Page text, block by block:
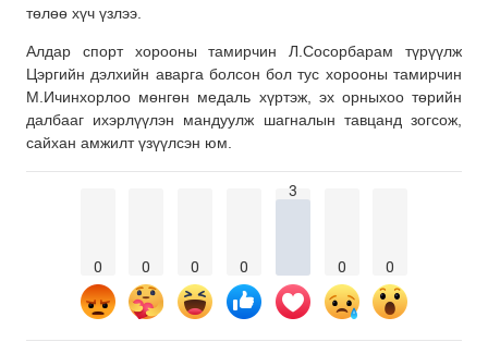
төлөө хүч үзлээ.
Алдар спорт хорооны тамирчин Л.Сосорбарам түрүүлж
Цэргийн дэлхийн аварга болсон бол тус хорооны тамирчин
М.Ичинхорлоо мөнгөн медаль хүртэж, эх орныхоо төрийн
далбааг ихэрлүүлэн мандуулж шагналын тавцанд зогсож,
сайхан амжилт үзүүлсэн юм.
0 0 0 0
3
0 0